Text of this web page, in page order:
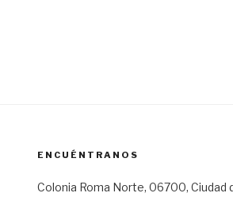
ENCUÉNTRANOS
Colonia Roma Norte, 06700, Ciudad